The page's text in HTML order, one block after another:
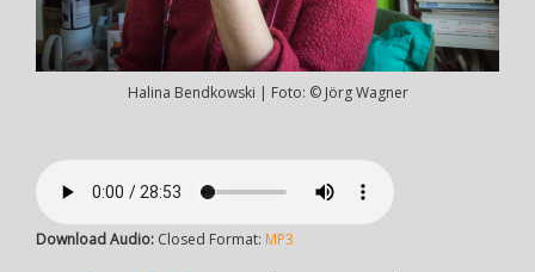
Halina Bendkowski | Foto: © Jörg Wagner
Download Audio: Closed Format: MP3